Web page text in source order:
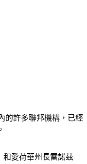
的許多聯邦機構，已經
和愛荷華州長雷諾茲